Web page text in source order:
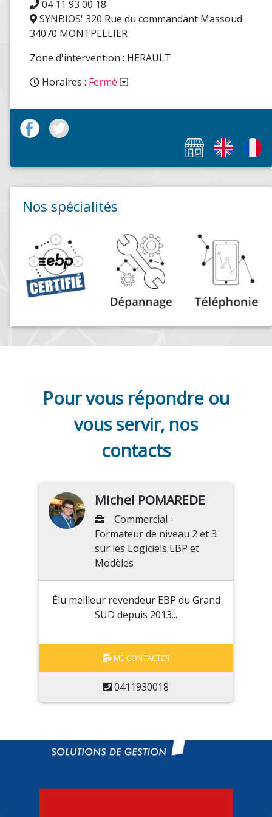
Zone d'intervention : HERAULT
Nos spécialités
vous servir, nos
contacts
Formateur de niveau 2 et 3
sur les Logiciels EBP et
Modèles
Élu meilleur revendeur EBP du Grand
SUD depuis 2013...
ME CONTACTER
Previous